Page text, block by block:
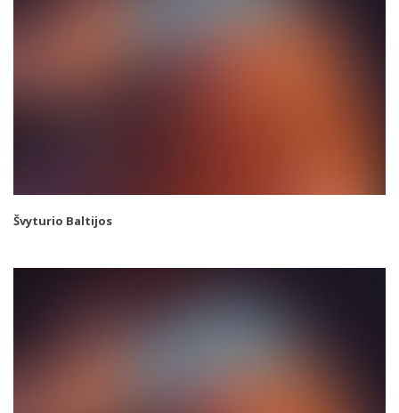
Švyturio Baltijos